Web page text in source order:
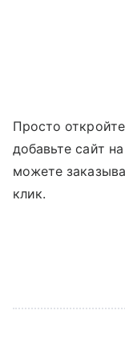
Просто
добавьте сайт
можете
клик.